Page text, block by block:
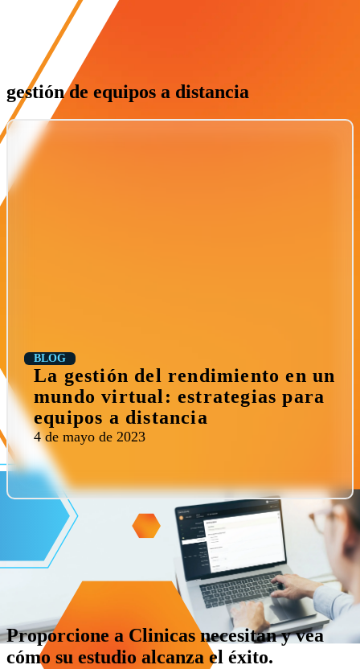
gestión de equipos a distancia
BLOG
La gestión del rendimiento en un
mundo virtual: estrategias para
equipos a distancia
4 de mayo de 2023
Proporcione a Clinicas necesitan y vea
cómo su estudio alcanza el éxito.